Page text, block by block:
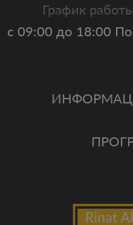
График
с 09:00 до 18:00